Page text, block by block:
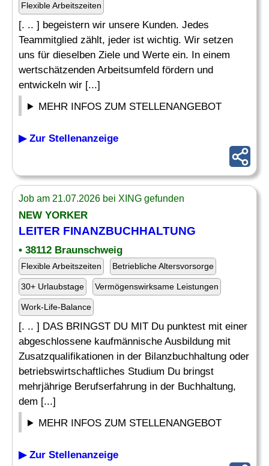
Flexible Arbeitszeiten
[. .. ] begeistern wir unsere Kunden. Jedes
Teammitglied zählt, jeder ist wichtig. Wir setzen
uns für dieselben Ziele und Werte ein. In einem
wertschätzenden Arbeitsumfeld fördern und
entwickeln wir [...]
MEHR INFOS ZUM STELLENANGEBOT
▶ Zur Stellenanzeige
Job am 21.07.2026 bei XING gefunden
NEW YORKER
LEITER FINANZBUCHHALTUNG
• 38112 Braunschweig
Flexible Arbeitszeiten Betriebliche Altersvorsorge
30+ Urlaubstage Vermögenswirksame Leistungen
Work-Life-Balance
[. .. ] DAS BRINGST DU MIT Du punktest mit einer
abgeschlossene kaufmännische Ausbildung mit
Zusatzqualifikationen in der Bilanzbuchhaltung oder
betriebswirtschaftliches Studium Du bringst
mehrjährige Berufserfahrung in der Buchhaltung,
dem [...]
MEHR INFOS ZUM STELLENANGEBOT
▶ Zur Stellenanzeige